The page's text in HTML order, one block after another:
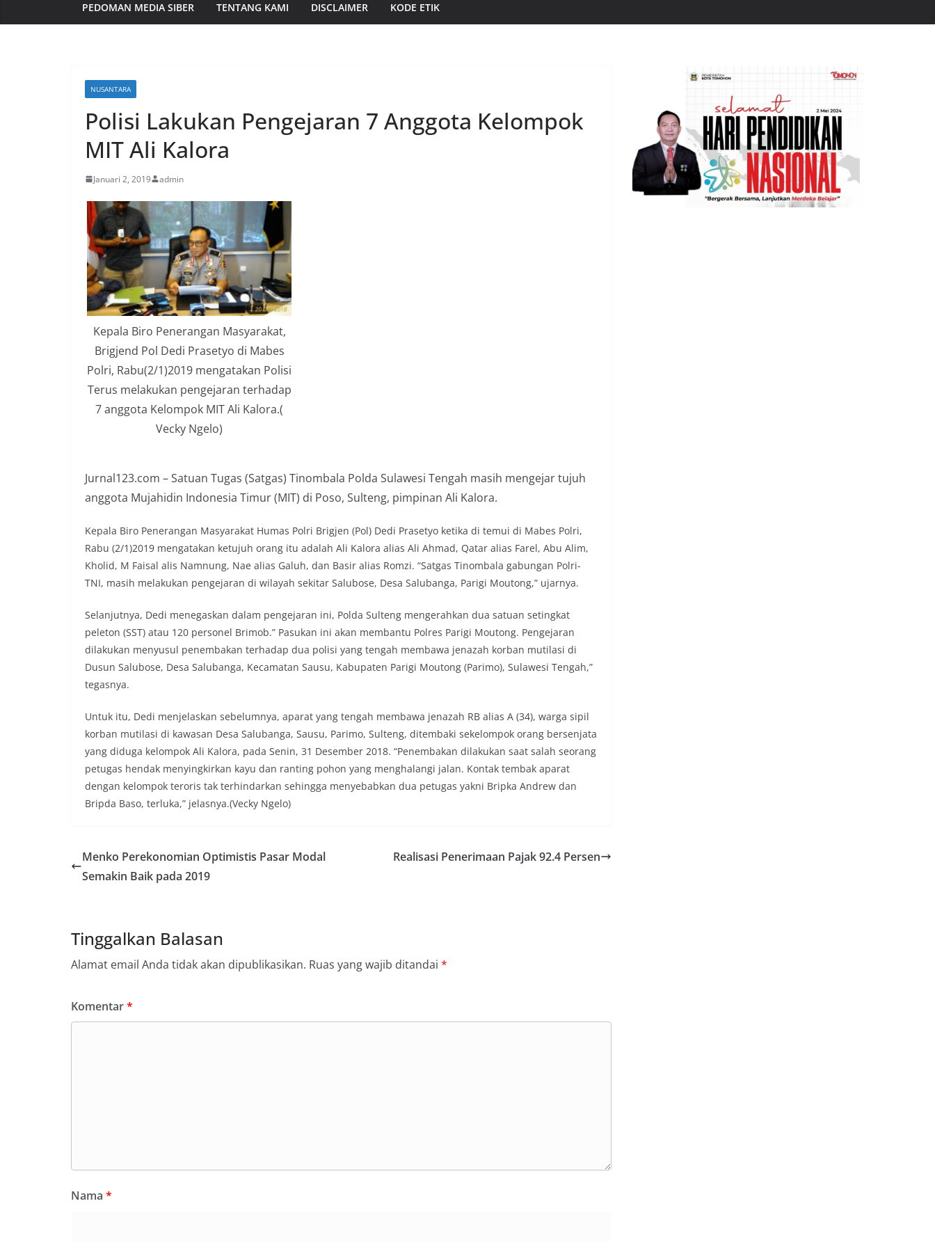
PEDOMAN MEDIA SIBER TENTANG KAMI DISCLAIMER KODE ETIK
NUSANTARA
Polisi Lakukan Pengejaran 7 Anggota Kelompok
MIT Ali Kalora
Januari 2, 2019 admin
Kepala Biro Penerangan Masyarakat,
Brigjend Pol Dedi Prasetyo di Mabes
Polri, Rabu(2/1)2019 mengatakan Polisi
Terus melakukan pengejaran terhadap
7 anggota Kelompok MIT Ali Kalora.(
Vecky Ngelo)
Jurnal123.com – Satuan Tugas (Satgas) Tinombala Polda Sulawesi Tengah masih mengejar tujuh
anggota Mujahidin Indonesia Timur (MIT) di Poso, Sulteng, pimpinan Ali Kalora.
Kepala Biro Penerangan Masyarakat Humas Polri Brigjen (Pol) Dedi Prasetyo ketika di temui di Mabes Polri,
Rabu (2/1)2019 mengatakan ketujuh orang itu adalah Ali Kalora alias Ali Ahmad, Qatar alias Farel, Abu Alim,
Kholid, M Faisal alis Namnung, Nae alias Galuh, dan Basir alias Romzi. “Satgas Tinombala gabungan Polri-
TNI, masih melakukan pengejaran di wilayah sekitar Salubose, Desa Salubanga, Parigi Moutong,” ujarnya.
Selanjutnya, Dedi menegaskan dalam pengejaran ini, Polda Sulteng mengerahkan dua satuan setingkat
peleton (SST) atau 120 personel Brimob.” Pasukan ini akan membantu Polres Parigi Moutong. Pengejaran
dilakukan menyusul penembakan terhadap dua polisi yang tengah membawa jenazah korban mutilasi di
Dusun Salubose, Desa Salubanga, Kecamatan Sausu, Kabupaten Parigi Moutong (Parimo), Sulawesi Tengah,”
tegasnya.
Untuk itu, Dedi menjelaskan sebelumnya, aparat yang tengah membawa jenazah RB alias A (34), warga sipil
korban mutilasi di kawasan Desa Salubanga, Sausu, Parimo, Sulteng, ditembaki sekelompok orang bersenjata
yang diduga kelompok Ali Kalora, pada Senin, 31 Desember 2018. “Penembakan dilakukan saat salah seorang
petugas hendak menyingkirkan kayu dan ranting pohon yang menghalangi jalan. Kontak tembak aparat
dengan kelompok teroris tak terhindarkan sehingga menyebabkan dua petugas yakni Bripka Andrew dan
Bripda Baso, terluka,” jelasnya.(Vecky Ngelo)
Menko Perekonomian Optimistis Pasar Modal
Semakin Baik pada 2019
Realisasi Penerimaan Pajak 92.4 Persen
Tinggalkan Balasan
Alamat email Anda tidak akan dipublikasikan. Ruas yang wajib ditandai *
Komentar*
Nama *